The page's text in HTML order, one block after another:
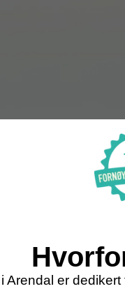
Arendal er